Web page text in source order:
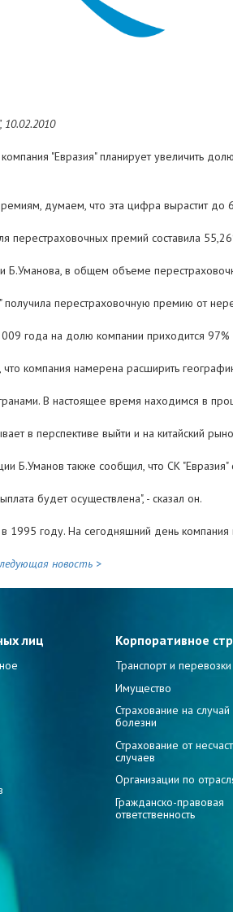
компания "Евразия" планирует
думаем, что эта цифра вырастит до
перестраховочных премий составила
Б.Уманова, в общем объеме
получила перестраховочную премию от
года на долю компании приходится
компания намерена расширить
В настоящее время находимся в
в перспективе выйти и на китайский
Б.Уманов также сообщил, что СК
будет осуществлена", - сказал он.
в 1995 году. На сегодняшний день
новость >
лиц Корпоративное
Транспорт и перевозки
Имущество
Страхование на случай
болезни
Страхование от
случаев
Организации по
Гражданско-правовая
ответственность